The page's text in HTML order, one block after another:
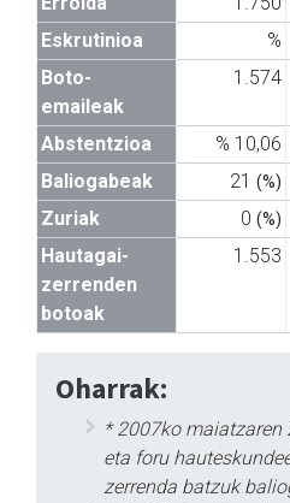
Eskrutinioa
%
Boto-
emaileak
1.574
Abstentzioa % 10,06
Baliogabeak
21 (%)
Zuriak 0 (%)
Hautagai-
zerrenden
botoak
1.553
Oharrak:
* 2007ko maiatzaren
eta foru
zerrenda batzuk